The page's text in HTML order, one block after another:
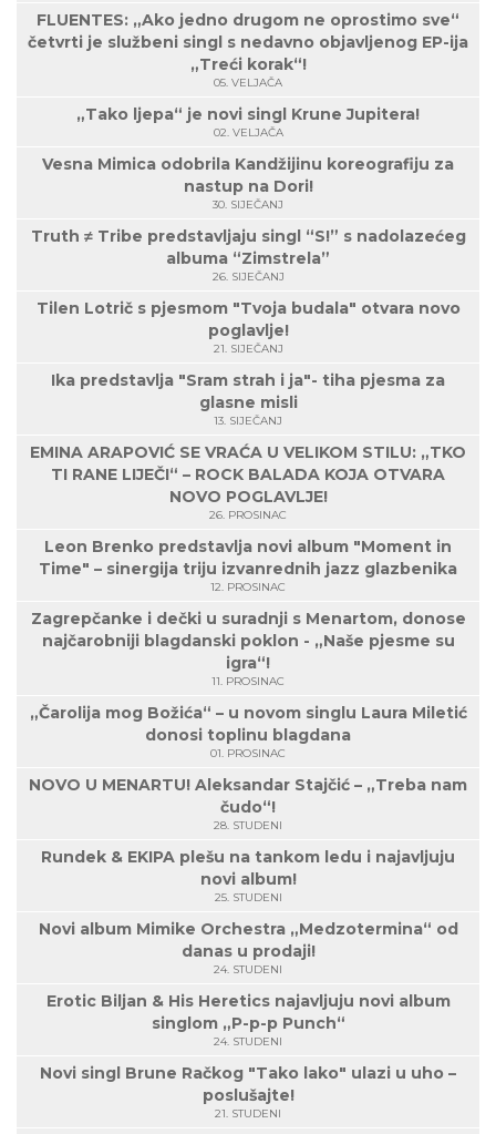
FLUENTES: „Ako jedno drugom ne oprostimo sve“
četvrti je službeni singl s nedavno objavljenog EP-ija
„Treći korak“!
05. VELJAČA
„Tako ljepa“ je novi singl Krune Jupitera!
02. VELJAČA
Vesna Mimica odobrila Kandžijinu koreografiju za
nastup na Dori!
30. SIJEČANJ
Truth ≠ Tribe predstavljaju singl “S!” s nadolazećeg
albuma “Zimstrela”
26. SIJEČANJ
Tilen Lotrič s pjesmom "Tvoja budala" otvara novo
poglavlje!
21. SIJEČANJ
Ika predstavlja "Sram strah i ja"- tiha pjesma za
glasne misli
13. SIJEČANJ
EMINA ARAPOVIĆ SE VRAĆA U VELIKOM STILU: „TKO
TI RANE LIJEČI“ – ROCK BALADA KOJA OTVARA
NOVO POGLAVLJE!
26. PROSINAC
Leon Brenko predstavlja novi album "Moment in
Time" – sinergija triju izvanrednih jazz glazbenika
12. PROSINAC
Zagrepčanke i dečki u suradnji s Menartom, donose
najčarobniji blagdanski poklon - „Naše pjesme su
igra“!
11. PROSINAC
„Čarolija mog Božića“ – u novom singlu Laura Miletić
donosi toplinu blagdana
01. PROSINAC
NOVO U MENARTU! Aleksandar Stajčić – „Treba nam
čudo“!
28. STUDENI
Rundek & EKIPA plešu na tankom ledu i najavljuju
novi album!
25. STUDENI
Novi album Mimike Orchestra „Medzotermina“ od
danas u prodaji!
24. STUDENI
Erotic Biljan & His Heretics najavljuju novi album
singlom „P-p-p Punch“
24. STUDENI
Novi singl Brune Račkog "Tako lako" ulazi u uho –
poslušajte!
21. STUDENI